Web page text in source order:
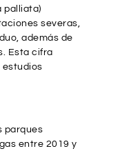
palliata)
severas,
además de
Esta cifra
estudios
parques
entre 2019 y